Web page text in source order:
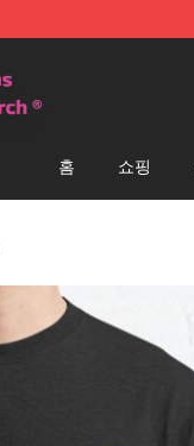
홈 쇼핑